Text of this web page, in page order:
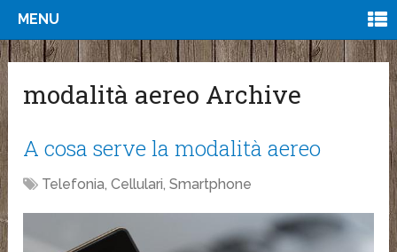
MENU
modalità aereo Archive
A cosa serve la modalità aereo
Telefonia, Cellulari, Smartphone